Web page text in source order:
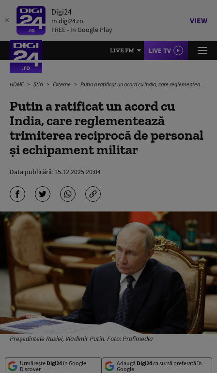
Digi24
m.digi24.ro
FREE - In Google Play
VIEW
LIVE FM LIVE TV
HOME Știri Externe Putin a ratificat un acord cu India, care reglementează trimiterea reciprocă de personal şi echipament militar
Putin a ratificat un acord cu
India, care reglementează
trimiterea reciprocă de personal
şi echipament militar
Data publicării: 15.12.2025 20:04
Președintele Rusiei, Vladimir Putin. Foto: Profimedia
Urmărește Digi24în Google
Discover
Adaugă Digi24ca sursă preferată în
Google